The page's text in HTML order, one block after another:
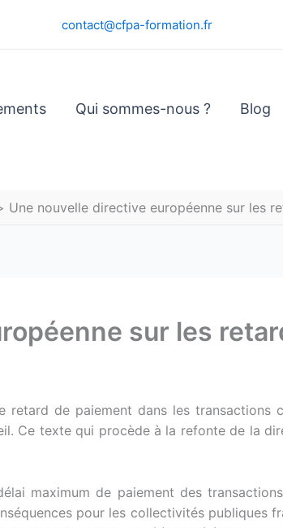
contact@cfpa-formation.fr
Qui sommes-nous ? Blog
Une nouvelle directive européenne sur les
sur les
de paiement dans les transactions
Ce texte qui procède à la refonte de la
maximum de paiement des
pour les collectivités publiques